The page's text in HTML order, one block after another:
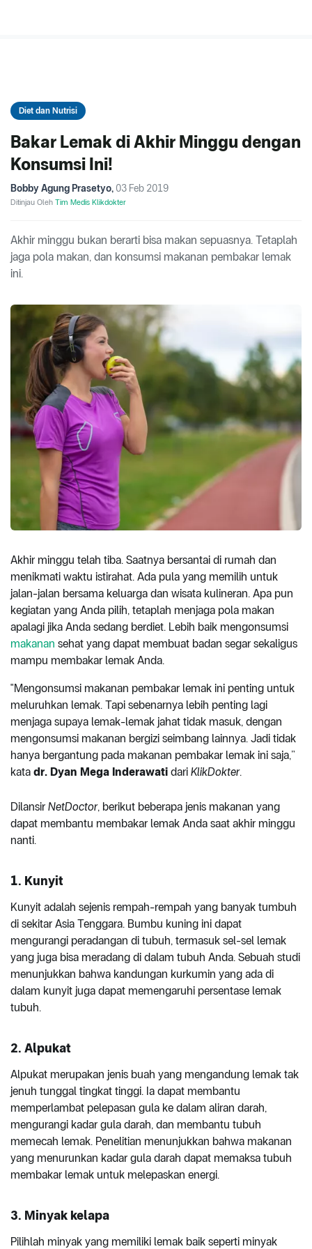
Diet dan Nutrisi
Bakar Lemak di Akhir Minggu dengan
Konsumsi Ini!
Bobby Agung Prasetyo, 03 Feb 2019
Ditinjau Oleh Tim Medis Klikdokter
Akhir minggu bukan berarti bisa makan sepuasnya. Tetaplah
jaga pola makan, dan konsumsi makanan pembakar lemak
ini.
Akhir minggu telah tiba. Saatnya bersantai di rumah dan
menikmati waktu istirahat. Ada pula yang memilih untuk
jalan-jalan bersama keluarga dan wisata kulineran. Apa pun
kegiatan yang Anda pilih, tetaplah menjaga pola makan
apalagi jika Anda sedang berdiet. Lebih baik mengonsumsi
makanan sehat yang dapat membuat badan segar sekaligus
mampu membakar lemak Anda.
"Mengonsumsi makanan pembakar lemak ini penting untuk
meluruhkan lemak. Tapi sebenarnya lebih penting lagi
menjaga supaya lemak-lemak jahat tidak masuk, dengan
mengonsumsi makanan bergizi seimbang lainnya. Jadi tidak
hanya bergantung pada makanan pembakar lemak ini saja,”
kata dr. Dyan Mega Inderawati dari KlikDokter.
Dilansir NetDoctor, berikut beberapa jenis makanan yang
dapat membantu membakar lemak Anda saat akhir minggu
nanti.
1. Kunyit
Kunyit adalah sejenis rempah-rempah yang banyak tumbuh
di sekitar Asia Tenggara. Bumbu kuning ini dapat
mengurangi peradangan di tubuh, termasuk sel-sel lemak
yang juga bisa meradang di dalam tubuh Anda. Sebuah studi
menunjukkan bahwa kandungan kurkumin yang ada di
dalam kunyit juga dapat memengaruhi persentase lemak
tubuh.
2. Alpukat
Alpukat merupakan jenis buah yang mengandung lemak tak
jenuh tunggal tingkat tinggi. Ia dapat membantu
memperlambat pelepasan gula ke dalam aliran darah,
mengurangi kadar gula darah, dan membantu tubuh
memecah lemak. Penelitian menunjukkan bahwa makanan
yang menurunkan kadar gula darah dapat memaksa tubuh
membakar lemak untuk melepaskan energi.
3. Minyak kelapa
Pilihlah minyak yang memiliki lemak baik seperti minyak